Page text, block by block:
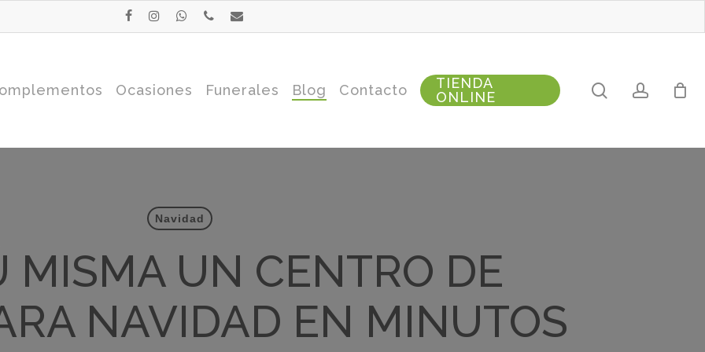
facebookinstagramwhatsappphoneemail
Ocasiones Funerales Blog Contacto
TIENDA
ONLINE
search
Navidad
MISMA UN CENTRO DE
NAVIDAD EN MINUTOS